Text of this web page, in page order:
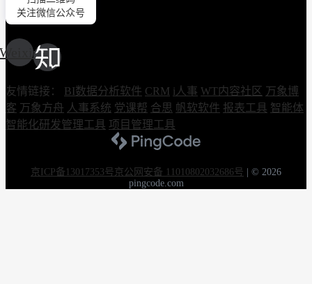
关注微信公众号
Weixin
友情链接： BI数据分析软件 CRM i人事 WT内容社区 万象博
客 万象方舟 人事系统 党课帮 合思 帆软软件 报表工具 智能体
智能化研发管理工具 项目管理工具
京ICP备13017353号京公网安备 11010802032686号
© 2026
pingcode.com